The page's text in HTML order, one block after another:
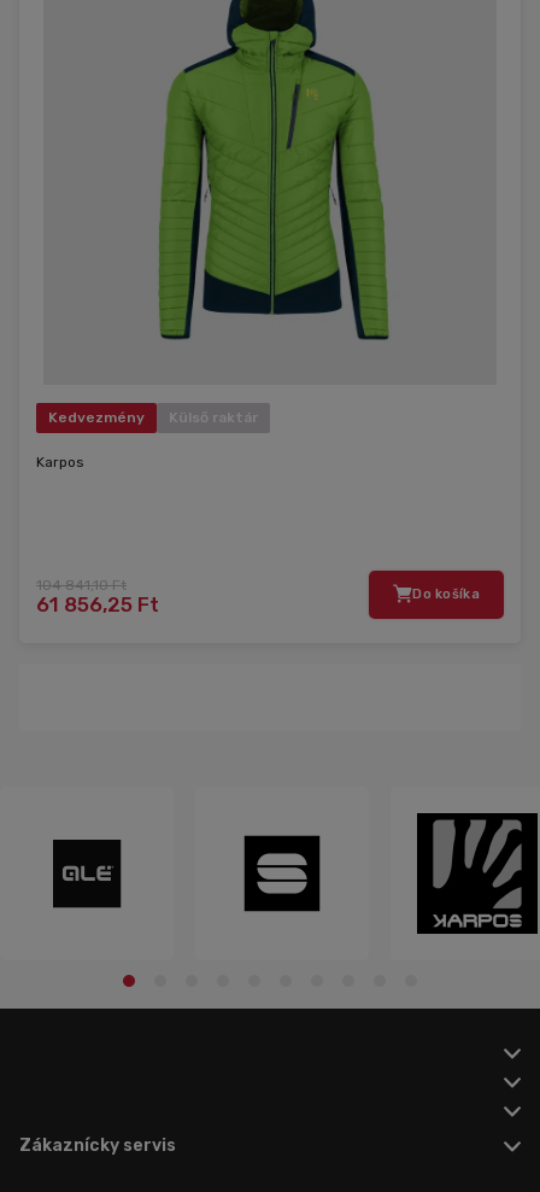
Kedvezmény Külső raktár
Karpos
104 841,10 Ft
61 856,25 Ft Do košíka
Zákaznícky servis